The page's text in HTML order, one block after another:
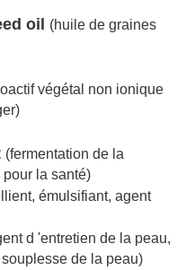
oil
(huile de graines
végétal non ionique
(fermentation de la
la santé)
émulsifiant, agent
d 'entretien de la peau,
de la peau)